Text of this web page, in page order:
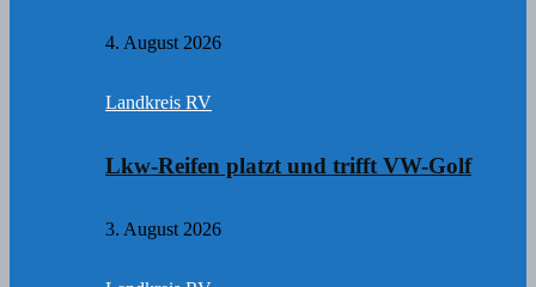
4. August 2026
Landkreis RV
Lkw-Reifen platzt und trifft VW-Golf
3. August 2026